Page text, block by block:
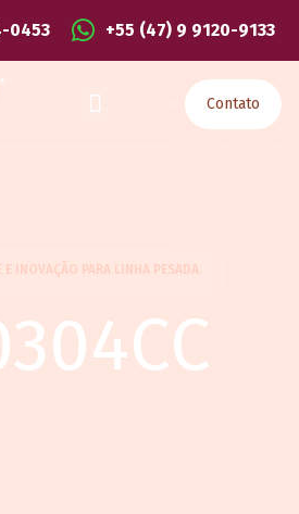
0453 +55 (47) 9 9120-9133
Contato
E INOVAÇÃO PARA LINHA PESADA.